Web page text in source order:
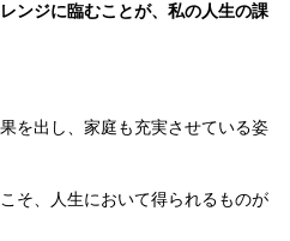
ンジに臨むことが、私の人生の課
を出し、家庭も充実させている姿
そ、人生において得られるものが